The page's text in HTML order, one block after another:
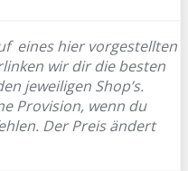
eines hier vorgestellten
wir dir die besten
jeweiligen Shop’s.
Provision, wenn du
Der Preis ändert